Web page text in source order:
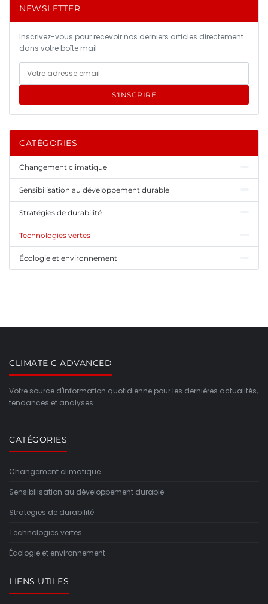
NEWSLETTER
Inscrivez-vous pour recevoir nos derniers articles directement
dans votre boîte mail.
S'INSCRIRE
CATÉGORIES
Changement climatique
Sensibilisation au développement durable
Stratégies de durabilité
Technologies vertes
Écologie et environnement
CLIMATE C ADVANCED
Votre source d'information quotidienne pour les dernières actualités,
tendances et analyses.
CATÉGORIES
Changement climatique
Sensibilisation au développement durable
Stratégies de durabilité
Technologies vertes
Écologie et environnement
LIENS UTILES